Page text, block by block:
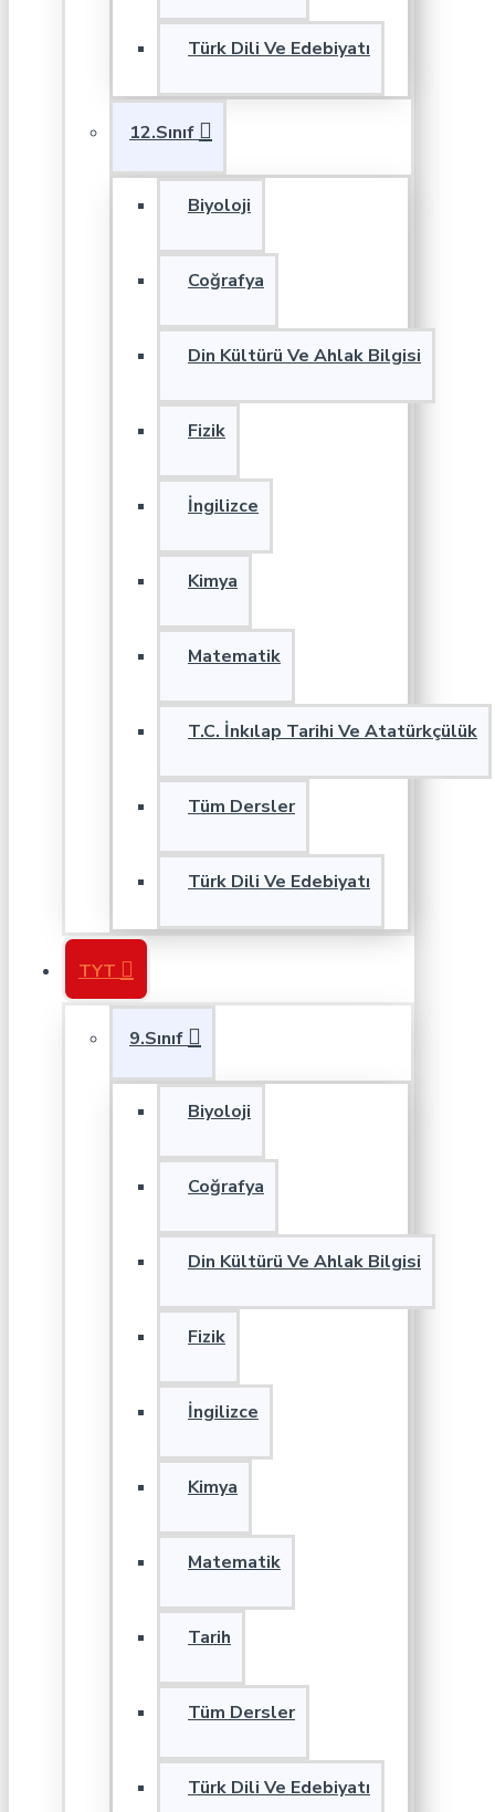
Türk Dili Ve Edebiyatı
12.Sınıf
Biyoloji
Coğrafya
Din Kültürü Ve Ahlak Bilgisi
Fizik
İngilizce
Kimya
Matematik
T.C. İnkılap Tarihi Ve Atatürkçülük
Tüm Dersler
Türk Dili Ve Edebiyatı
TYT
9.Sınıf
Biyoloji
Coğrafya
Din Kültürü Ve Ahlak Bilgisi
Fizik
İngilizce
Kimya
Matematik
Tarih
Tüm Dersler
Türk Dili Ve Edebiyatı